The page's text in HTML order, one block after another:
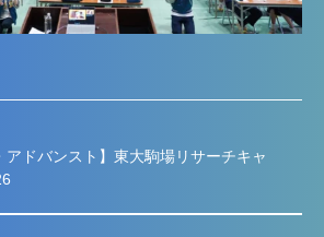
アドバンスト】東大駒場リサーチキャ